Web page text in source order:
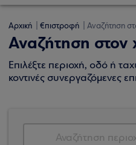
Αρχική €πιστροφή Αναζήτηση
Αναζήτηση στον
Επιλέξτε περιοχή, οδό ή
κοντινές συνεργαζόμενες